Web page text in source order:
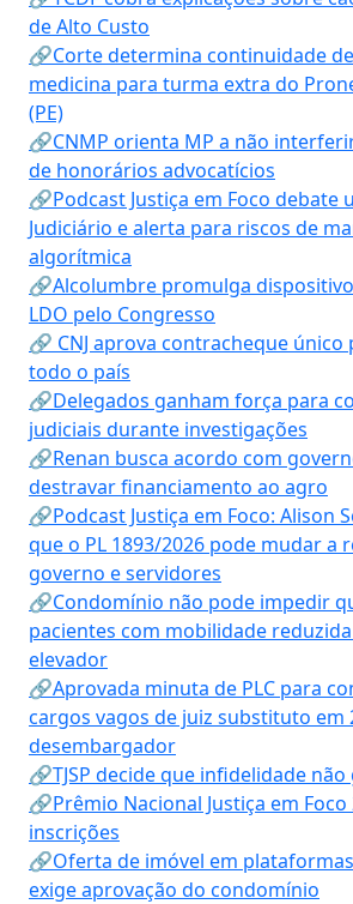
de Alto Custo
🔗Corte determina continuidade
medicina para turma extra do
(PE)
🔗CNMP orienta MP a não
de honorários advocatícios
🔗Podcast Justiça em Foco debate
Judiciário e alerta para riscos de
algorítmica
🔗Alcolumbre promulga
LDO pelo Congresso
🔗 CNJ aprova contracheque único
todo o país
🔗Delegados ganham força para
judiciais durante investigações
🔗Renan busca acordo com
destravar financiamento ao agro
🔗Podcast Justiça em Foco: Alison
que o PL 1893/2026 pode mudar a
governo e servidores
🔗Condomínio não pode impedir
pacientes com mobilidade
elevador
🔗Aprovada minuta de PLC para
cargos vagos de juiz substituto em
desembargador
🔗TJSP decide que infidelidade
🔗Prêmio Nacional Justiça em Foco
inscrições
🔗Oferta de imóvel em
exige aprovação do condomínio